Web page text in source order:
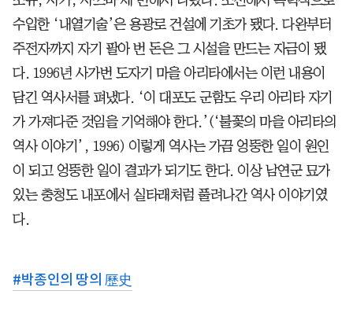
수입한 ‘내열기술’은 용광로 건설에 기초가 됐다. 다완부터
주전자까지 자기 팔아 번 돈은 그 시설을 만드는 자금이 됐
다. 1996년 사가번 도자기 마을 아리타에서는 이런 내용이
담긴 역사서를 펴냈다. ‘이 대포도 군함도 우리 아리타 자기
가 가져다준 것임을 기억해야 한다.’(‘불꽃의 마을 아리타의
역사 이야기’, 1996) 이렇게 역사는 가끔 엉뚱한 일이 원인
이 되고 엉뚱한 일이 결과가 되기도 한다. 이상 남연군 묘가
있는 충청도 내포에서 실타래처럼 풀려나간 역사 이야기였
다.
#박종인의 땅의 歷史